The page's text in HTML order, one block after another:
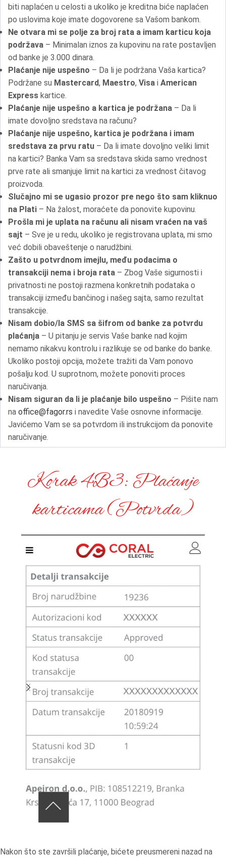
biti naplaćen u celosti a ukoliko je kreditna biće naplaćen
po uslovima koje imate dogovorene sa Vašom bankom.
Ne otvara mi se polje za broj rata a imam karticu koja
podržava – Minimalan iznos za kupovinu na rate postavljen
od banke je 3.000 dinara.
Plaćanje nije uspešno – Da li je podržana Vaša kartica?
Podržane su Mastercard, Maestro, Visa i American
Express kartice.
Plaćanje nije uspešno a kartica je podržana – Da li
imate dovoljno sredstava na računu?
Plaćanje nije uspešno, kartica je podržana i imam
sredstava za prvu ratu – Da li imate dovoljno veliki limit
na kartici? Banka Vam sa sredstava skida samo vrednost
prve rate ali smanjuje limit na kartici za vrednost čitavog
proizvoda.
Slučajno mi se ugasio prozor pre nego što sam kliknuo
na Plati – Na žalost, moraćete da ponovite kupovinu.
Prošla mi je uplata na računu ali nisam vraćen na vaš
sajt – Sve je u redu, ukoliko je registrovana uplata, mi smo
već dobili obaveštenje o narudžbini.
Zašto u potvrdnom imejlu, među podacima o
transakciji nema i broja rata – Zbog Vaše sigurnosti i
privatnosti ne postoji razmena konkretnih podataka o
transakciji između bančinog i našeg sajta, samo rezultat
transakcije.
Nisam dobio/la SMS sa šifrom od banke za potvrdu
plaćanja – U pitanju je servis Vaše banke nad kojim
nemamo nikakvu kontrolu i razlikuje se od banke do banke.
Ukoliko postoji opcija, možete tražiti da Vam ponovo
pošalju kod. U suprotnom, možete ponoviti proces
naručivanja.
Nisam siguran da li je plaćanje bilo uspešno – Pišite nam
na office@fagor.rs i navedite Vaše osnovne informacije.
Javićemo Vam se sa potvrdom ili instrukcijom da ponovite
naručivanje.
Korak 4B3: Plaćanje
karticama (Potvrda)
Nakon što ste završili plaćanje, bićete preusmereni nazad na